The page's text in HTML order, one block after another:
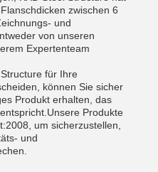
zwischen 6
und
von unseren
Expertenteam
für Ihre
können Sie sicher
Produkt erhalten, das
Produkte
um sicherzustellen,
und